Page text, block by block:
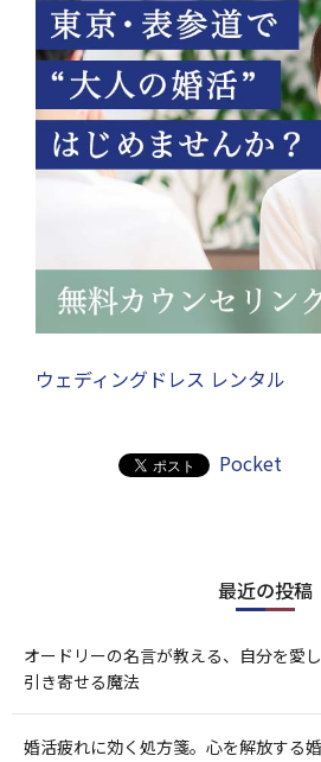
ウェディングドレス レンタル
Pocket
最近の投稿
オードリーの名言が教える、自分を愛
引き寄せる魔法
婚活疲れに効く処方箋。心を解放する